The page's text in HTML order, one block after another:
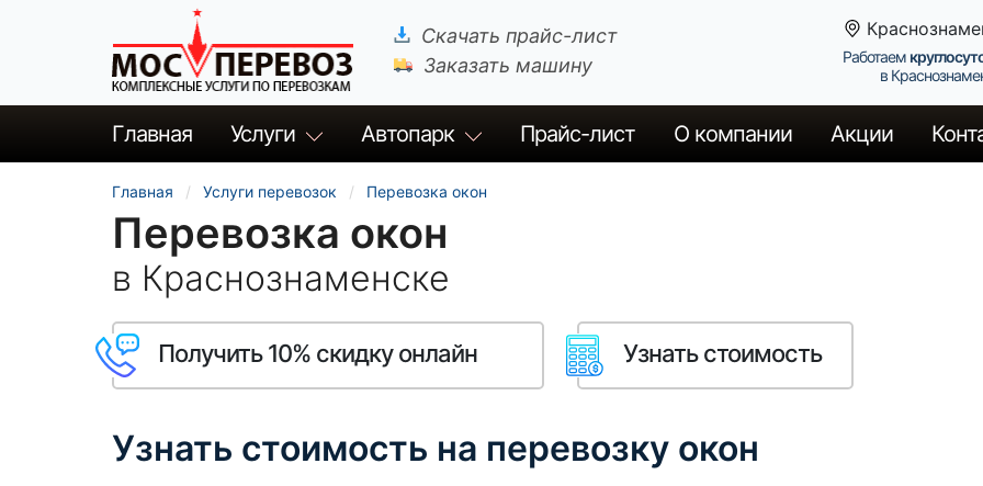
Скачать прайс-лист
Заказать машину
Работаем
в
Главная Услуги Автопарк Прайс-лист О компании Акции
Главная Услуги перевозок Перевозка окон
Перевозка окон
в Краснознаменске
Получить 10% скидку онлайн Узнать стоимость
Узнать стоимость на перевозку окон